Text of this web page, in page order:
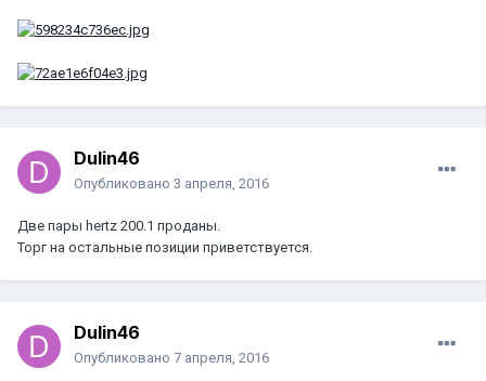
Dulin46
Опубликовано 3 апреля, 2016
Две пары hertz 200.1 проданы.
Торг на остальные позиции приветствуется.
Dulin46
Опубликовано 7 апреля, 2016